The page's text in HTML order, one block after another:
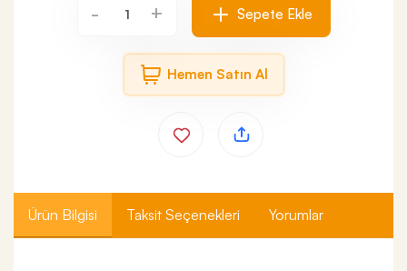
- + Sepete Ekle
Hemen Satın Al
Ürün Bilgisi Taksit Seçenekleri Yorumlar